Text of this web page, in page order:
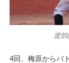
渡部
4回、梅原からバ